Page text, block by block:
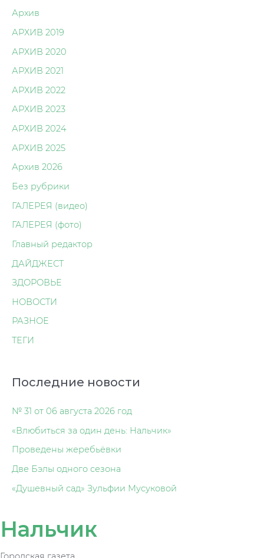
Архив
АРХИВ 2019
АРХИВ 2020
АРХИВ 2021
АРХИВ 2022
АРХИВ 2023
АРХИВ 2024
АРХИВ 2025
Архив 2026
Без рубрики
ГАЛЕРЕЯ (видео)
ГАЛЕРЕЯ (фото)
Главный редактор
ДАЙДЖЕСТ
ЗДОРОВЬЕ
НОВОСТИ
РАЗНОЕ
ТЕГИ
Последние новости
№ 31 от 06 августа 2026 год
«Влюбиться за один день: Нальчик»
Проведены жеребьёвки
Две Бэлы одного сезона
«Душевный сад» Зульфии Мусуковой
Нальчик